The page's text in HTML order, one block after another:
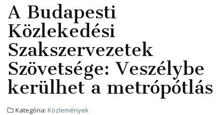
A Budapesti
Közlekedési
Szakszervezetek
Szövetsége: Veszélybe
kerülhet a metrópótlás
Kategória: Közlemények